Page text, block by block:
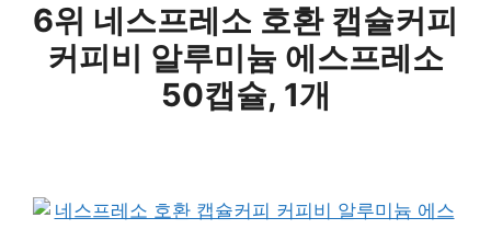
6위 네스프레소 호환 캡슐커피
커피비 알루미늄 에스프레소
50캡슐, 1개